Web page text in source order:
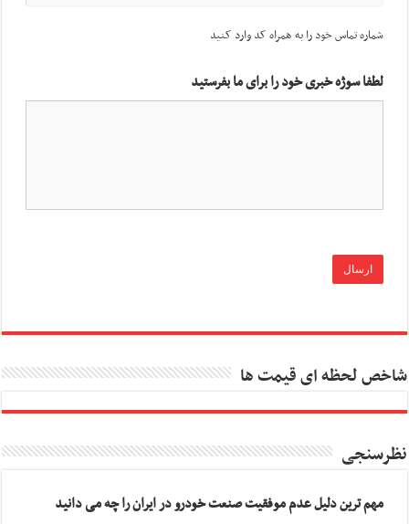
شماره تماس خود را به همراه کد وارد کنید
لطفا سوژه خبری خود را برای ما بفرستید
شاخص لحظه ای قیمت ها
نظرسنجی
مهم ترین دلیل عدم موفقیت صنعت خودرو در ایران را چه می دانید